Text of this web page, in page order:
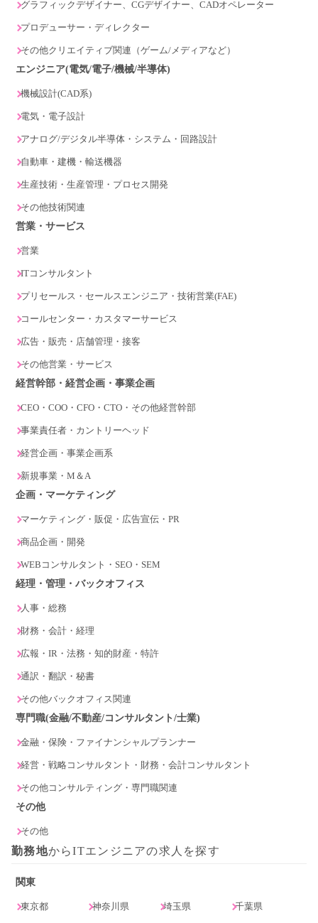
グラフィックデザイナー、CGデザイナー、CADオペレーター
プロデューサー・ディレクター
その他クリエイティブ関連（ゲーム/メディアなど）
エンジニア(電気/電子/機械/半導体)
機械設計(CAD系)
電気・電子設計
アナログ/デジタル半導体・システム・回路設計
自動車・建機・輸送機器
生産技術・生産管理・プロセス開発
その他技術関連
営業・サービス
営業
ITコンサルタント
プリセールス・セールスエンジニア・技術営業(FAE)
コールセンター・カスタマーサービス
広告・販売・店舗管理・接客
その他営業・サービス
経営幹部・経営企画・事業企画
CEO・COO・CFO・CTO・その他経営幹部
事業責任者・カントリーヘッド
経営企画・事業企画系
新規事業・M＆A
企画・マーケティング
マーケティング・販促・広告宣伝・PR
商品企画・開発
WEBコンサルタント・SEO・SEM
経理・管理・バックオフィス
人事・総務
財務・会計・経理
広報・IR・法務・知的財産・特許
通訳・翻訳・秘書
その他バックオフィス関連
専門職(金融/不動産/コンサルタント/士業)
金融・保険・ファイナンシャルプランナー
経営・戦略コンサルタント・財務・会計コンサルタント
その他コンサルティング・専門職関連
その他
その他
勤務地からITエンジニアの求人を探す
関東
東京都 神奈川県 埼玉県 千葉県